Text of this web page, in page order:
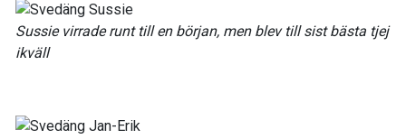
Sussie virrade runt till en början, men blev till sist bästa tjej
ikväll